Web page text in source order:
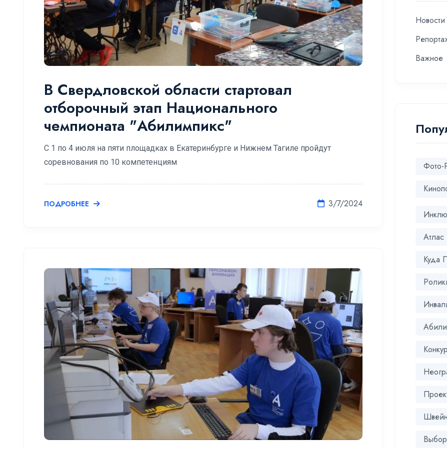
В Свердловской области стартовал
отборочный этап Национального
чемпионата "Абилимпикс"
С 1 по 4 июля на пяти площадках в Екатеринбурге и Нижнем Тагиле пройдут
соревнования по 10 компетенциям
ПОДРОБНЕЕ 3/7/2024
Новости
Важное
Фото-
Куда